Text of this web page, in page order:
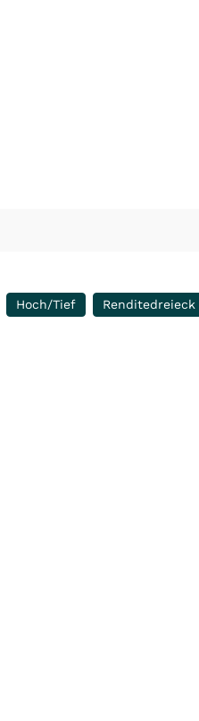
Hoch/Tief Renditedreieck